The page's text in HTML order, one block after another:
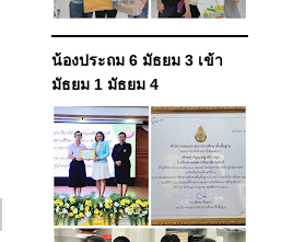
น้องประถม 6 มัธยม 3 เข้า
มัธยม 1 มัธยม 4